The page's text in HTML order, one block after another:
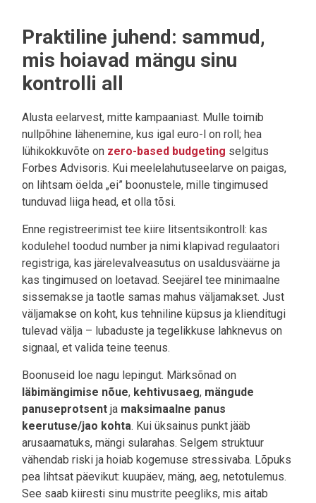
Praktiline juhend: sammud,
mis hoiavad mängu sinu
kontrolli all
Alusta eelarvest, mitte kampaaniast. Mulle toimib
nullpõhine lähenemine, kus igal euro-l on roll; hea
lühikokkuvõte on zero-based budgeting selgitus
Forbes Advisoris. Kui meelelahutuseelarve on paigas,
on lihtsam öelda „ei” boonustele, mille tingimused
tunduvad liiga head, et olla tõsi.
Enne registreerimist tee kiire litsentsikontroll: kas
kodulehel toodud number ja nimi klapivad regulaatori
registriga, kas järelevalveasutus on usaldusväärne ja
kas tingimused on loetavad. Seejärel tee minimaalne
sissemakse ja taotle samas mahus väljamakset. Just
väljamakse on koht, kus tehniline küpsus ja klienditugi
tulevad välja – lubaduste ja tegelikkuse lahknevus on
signaal, et valida teine teenus.
Boonuseid loe nagu lepingut. Märksõnad on
läbimängimise nõue, kehtivusaeg, mängude
panuseprotsent ja maksimaalne panus
keerutuse/jao kohta. Kui üksainus punkt jääb
arusaamatuks, mängi sularahas. Selgem struktuur
vähendab riski ja hoiab kogemuse stressivaba. Lõpuks
pea lihtsat päevikut: kuupäev, mäng, aeg, netotulemus.
See saab kiiresti sinu mustrite peegliks, mis aitab